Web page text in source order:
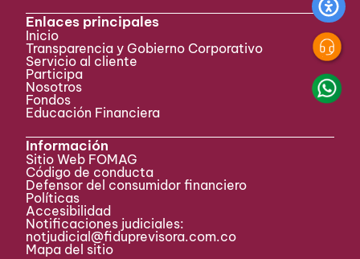
Enlaces principales
Inicio
Transparencia y Gobierno Corporativo
Servicio al cliente
Participa ​
Nosotros
Fondos
Educación Financiera
Información
Sitio Web FOMAG
Código de conducta
Defensor del consumidor financiero
Políticas
Accesibilidad
Notificaciones judiciales:
notjudicial@fiduprevisora.com.co
Mapa del sitio